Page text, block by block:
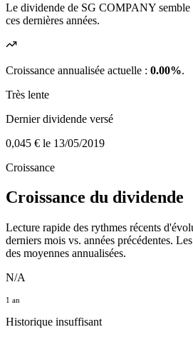
Le dividende de SG COMPANY semble
ces dernières années.
Croissance annualisée actuelle : 0.00%.
Très lente
Dernier dividende versé
0,045 € le 13/05/2019
Croissance
Croissance du dividende
Lecture rapide des rythmes récents
derniers mois vs. années précédentes.
des moyennes annualisées.
N/A
1 an
Historique insuffisant